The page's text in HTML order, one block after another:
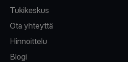
Tukikeskus
Ota yhteyttä
Hinnoittelu
Blogi